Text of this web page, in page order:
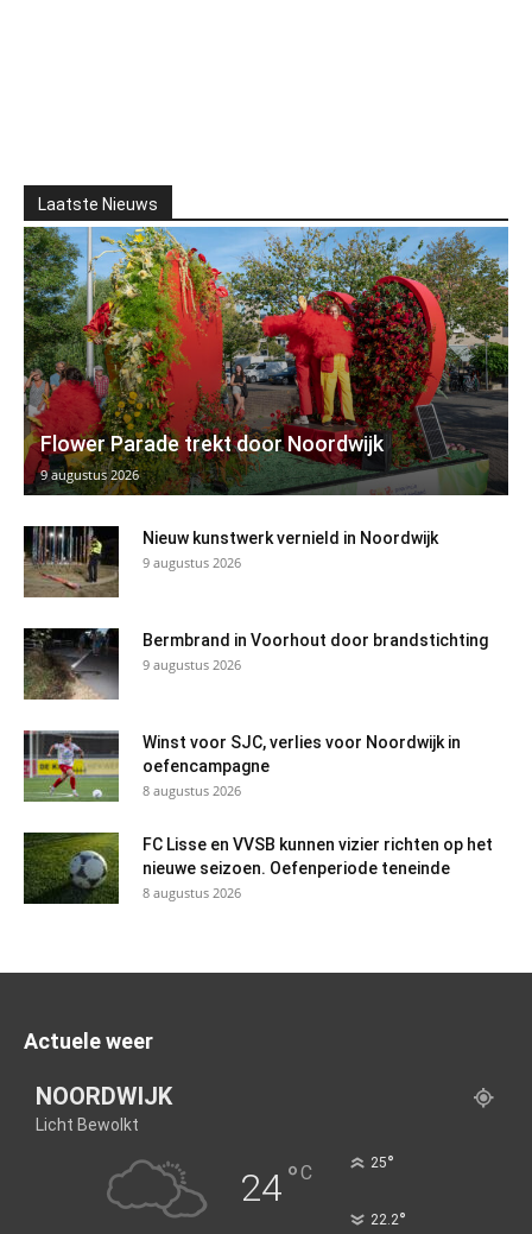
Laatste Nieuws
Flower Parade trekt door Noordwijk
9 augustus 2026
Nieuw kunstwerk vernield in Noordwijk
9 augustus 2026
Bermbrand in Voorhout door brandstichting
9 augustus 2026
Winst voor SJC, verlies voor Noordwijk in
oefencampagne
8 augustus 2026
FC Lisse en VVSB kunnen vizier richten op het
nieuwe seizoen. Oefenperiode teneinde
8 augustus 2026
Actuele weer
NOORDWIJK
Licht Bewolkt
24°C 25°
22.2°